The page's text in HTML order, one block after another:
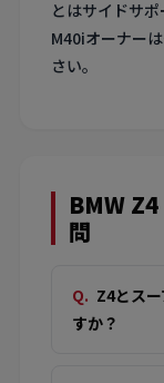
とはサイドサポ
M40iオーナー
さい。
BMW
問
Z4とス
すか？